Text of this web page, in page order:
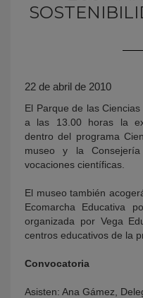
22 de abril de 2010
El Parque de las
a las 13.00 horas la
dentro del programa
museo y la
vocaciones científicas.
El museo también
Ecomarcha Educativa
organizada por Vega
centros educativos de la
Convocatoria
Asisten: Ana Gámez,